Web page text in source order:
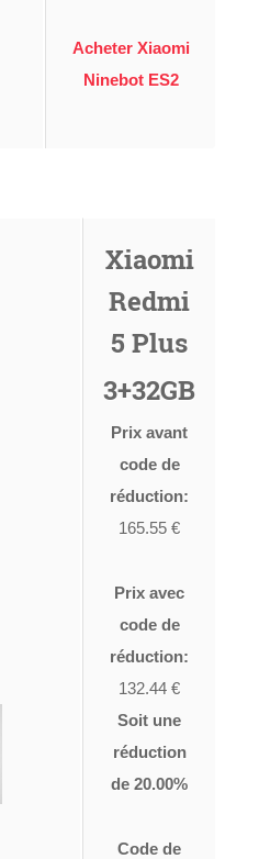
Acheter Xiaomi
Ninebot ES2
Xiaomi
Redmi
5 Plus
3+32GB
Prix avant
code de
réduction:
165.55 €
Prix avec
code de
réduction:
132.44 €
Soit une
réduction
de 20.00%
Code de